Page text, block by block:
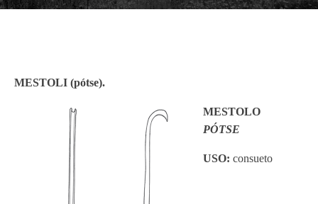
MESTOLI (pótse).
MESTOLO
PÓTSE
USO: consueto